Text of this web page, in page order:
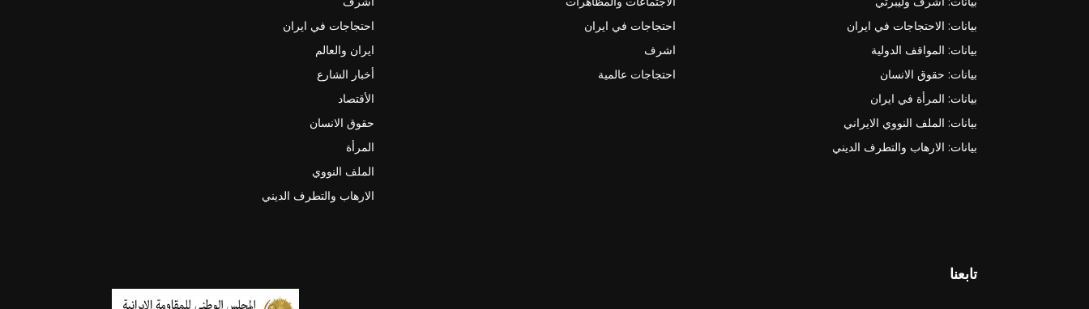
احتجاجات في ايران
ايران والعالم
أخبار الشارع
الأقتصاد
حقوق الانسان
المرأة
الملف النووي
الارهاب والتطرف الديني
احتجاجات في ايران
اشرف
احتجاجات عالمية
بيانات: الاحتجاجات في ايران
بيانات: المواقف الدولية
بيانات: حقوق الانسان
بيانات: المرأة في ايران
بيانات: الملف النووي الايراني
بيانات: الارهاب والتطرف الديني
تابعنا